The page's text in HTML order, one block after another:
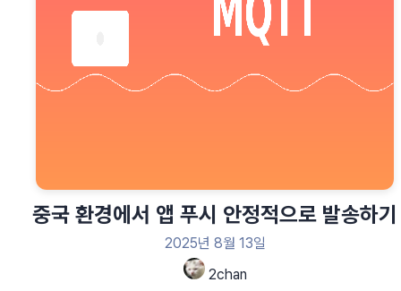
중국 환경에서 앱 푸시 안정적으로 발송하기
2025년 8월 13일
2chan